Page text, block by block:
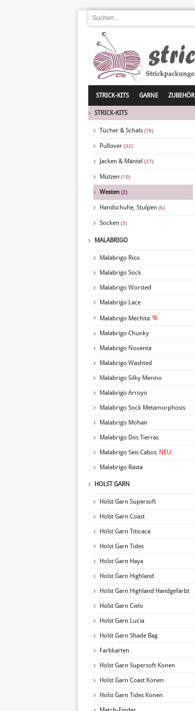
STRICK-KITS GARNE ZUBEHÖR
STRICK-KITS
Tücher & Schals (78)
Pullover (32)
Jacken & Mäntel (37)
Mützen (10)
Westen (2)
Handschuhe, Stulpen (6)
Socken (3)
MALABRIGO
Malabrigo Rios
Malabrigo Sock
Malabrigo Worsted
Malabrigo Lace
Malabrigo Mechita
Malabrigo Chunky
Malabrigo Noventa
Malabrigo Washted
Malabrigo Silky Merino
Malabrigo Arroyo
Malabrigo Sock Metamorphosis
Malabrigo Mohair
Malabrigo Dos Tierras
Malabrigo Seis Cabos NEU
Malabrigo Rasta
HOLST GARN
Holst Garn Supersoft
Holst Garn Coast
Holst Garn Titicaca
Holst Garn Tides
Holst Garn Haya
Holst Garn Highland
Holst Garn Highland Handgefärbt
Holst Garn Cielo
Holst Garn Lucia
Holst Garn Shade Bag
Farbkarten
Holst Garn Supersoft Konen
Holst Garn Coast Konen
Holst Garn Tides Konen